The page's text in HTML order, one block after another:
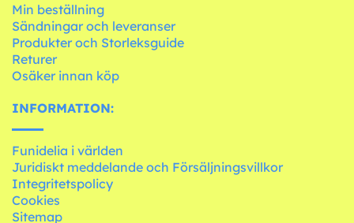
Min beställning
Sändningar och leveranser
Produkter och Storleksguide
Returer
Osäker innan köp
INFORMATION:
Funidelia i världen
Juridiskt meddelande och Försäljningsvillkor
Integritetspolicy
Cookies
Sitemap